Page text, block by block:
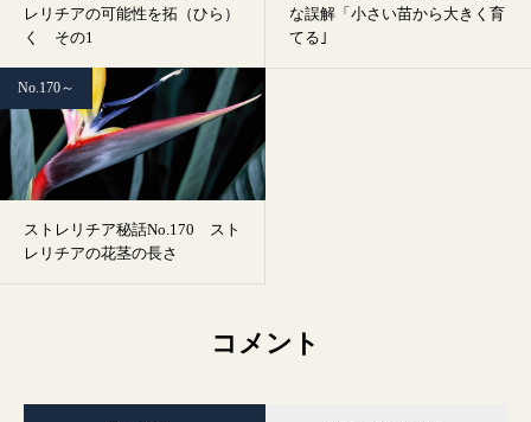
レリチアの可能性を拓（ひら）
く その1
な誤解「小さい苗から大きく育
てる｣
No.170～
ストレリチア秘話No.170 スト
レリチアの花茎の長さ
コメント